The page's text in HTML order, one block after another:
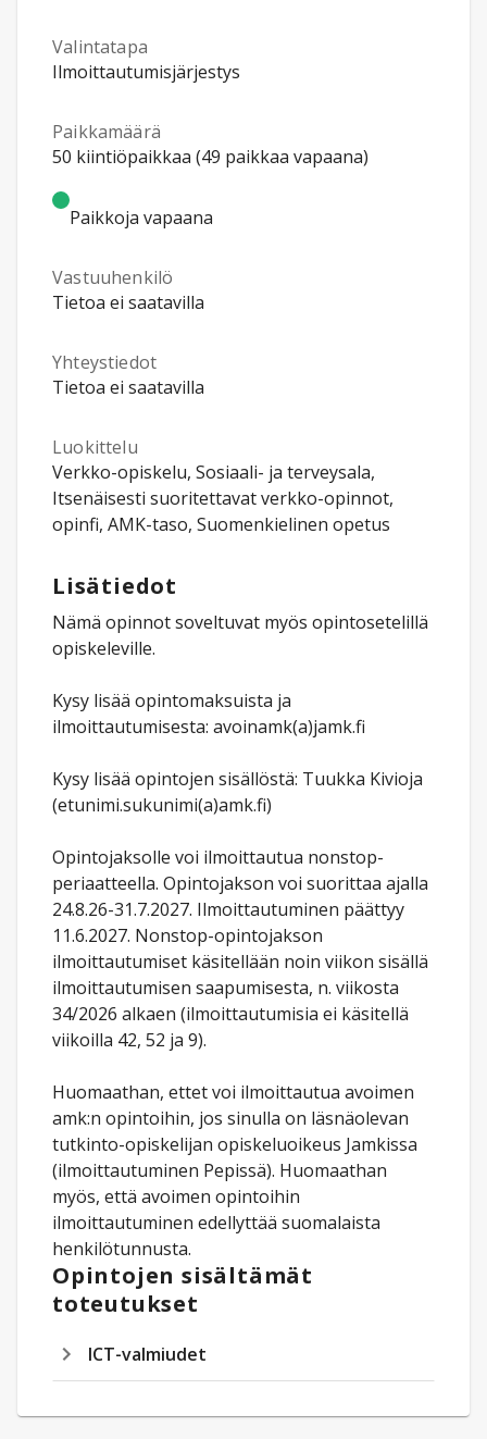
Valintatapa
Ilmoittautumisjärjestys
Paikkamäärä
50 kiintiöpaikkaa (49 paikkaa vapaana)
Paikkoja vapaana
Vastuuhenkilö
Tietoa ei saatavilla
Yhteystiedot
Tietoa ei saatavilla
Luokittelu
Verkko-opiskelu, Sosiaali- ja terveysala,
Itsenäisesti suoritettavat verkko-opinnot,
opinfi, AMK-taso, Suomenkielinen opetus
Lisätiedot
Nämä opinnot soveltuvat myös opintosetelillä
opiskeleville.
Kysy lisää opintomaksuista ja
ilmoittautumisesta: avoinamk(a)jamk.fi
Kysy lisää opintojen sisällöstä: Tuukka Kivioja
(etunimi.sukunimi(a)amk.fi)
Opintojaksolle voi ilmoittautua nonstop-
periaatteella. Opintojakson voi suorittaa ajalla
24.8.26-31.7.2027. Ilmoittautuminen päättyy
11.6.2027. Nonstop-opintojakson
ilmoittautumiset käsitellään noin viikon sisällä
ilmoittautumisen saapumisesta, n. viikosta
34/2026 alkaen (ilmoittautumisia ei käsitellä
viikoilla 42, 52 ja 9).
Huomaathan, ettet voi ilmoittautua avoimen
amk:n opintoihin, jos sinulla on läsnäolevan
tutkinto-opiskelijan opiskeluoikeus Jamkissa
(ilmoittautuminen Pepissä). Huomaathan
myös, että avoimen opintoihin
ilmoittautuminen edellyttää suomalaista
henkilötunnusta.
Opintojen sisältämät
toteutukset
ICT-valmiudet